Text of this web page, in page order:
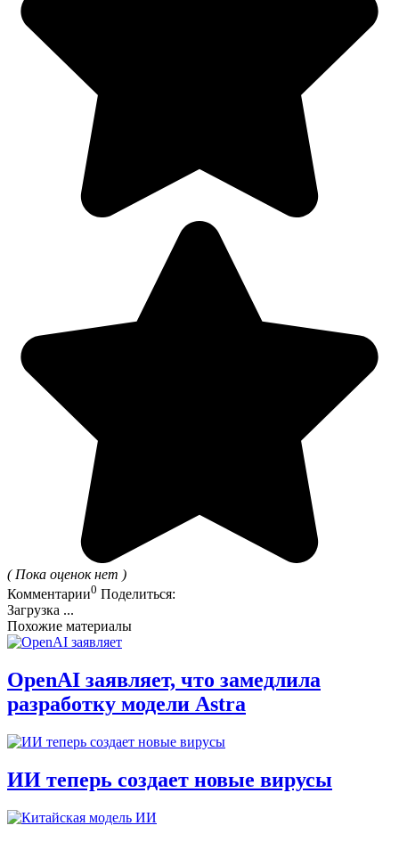
( Пока оценок нет )
Комментарии0 Поделиться:
Загрузка ...
Похожие материалы
OpenAI заявляет, что замедлила
разработку модели Astra
ИИ теперь создает новые вирусы